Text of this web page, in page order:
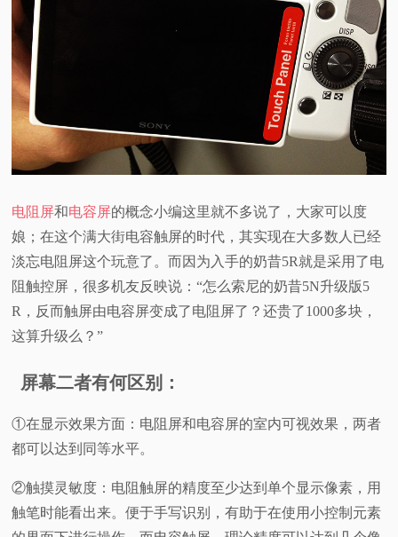
验
专
题
电阻屏和电容屏的概念小编这里就不多说了，大家可以度
娘；在这个满大街电容触屏的时代，其实现在大多数人已经
淡忘电阻屏这个玩意了。而因为入手的奶昔5R就是采用了电
阻触控屏，很多机友反映说：“怎么索尼的奶昔5N升级版5
R，反而触屏由电容屏变成了电阻屏了？还贵了1000多块，
这算升级么？”
屏幕二者有何区别：
①在显示效果方面：电阻屏和电容屏的室内可视效果，两者
都可以达到同等水平。
②触摸灵敏度：电阻触屏的精度至少达到单个显示像素，用
触笔时能看出来。便于手写识别，有助于在使用小控制元素